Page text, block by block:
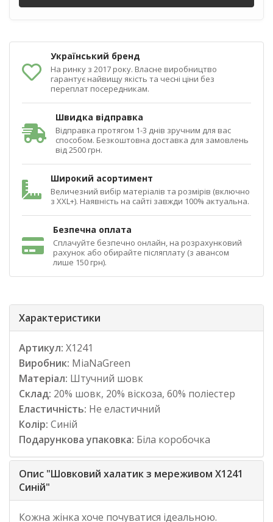
Український бренд
На ринку з 2017 року. Власне виробництво
гарантує найвищу якість та чесні ціни без
переплат посередникам.
Швидка відправка
Відправка протягом 1-3 днів зручним для вас
способом. Безкоштовна доставка для замовлень
від 2500 грн.
Широкий асортимент
Величезний вибір матеріалів та розмірів (включно
з XXL+). Наявність на сайті завжди 100% актуальна.
Безпечна оплата
Сплачуйте безпечно онлайн, на розрахунковий
рахунок або обирайте післяплату (з авансом
лише 150 грн).
Характеристики
Артикул: Х1241
Виробник: MiaNaGreen
Матеріал: Штучний шовк
Склад: 20% шовк, 20% віскоза, 60% поліестер
Еластичність: Не еластичний
Колір: Синій
Подарункова упаковка: Біла коробочка
Опис "Шовковий халатик з мереживом Х1241
Синій"
Кожна жінка хоче почуватися ідеальною.